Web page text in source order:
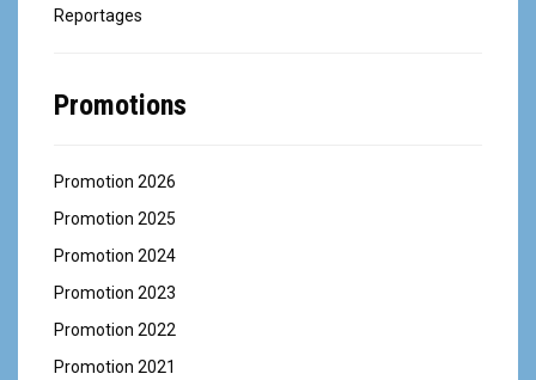
Reportages
Promotions
Promotion 2026
Promotion 2025
Promotion 2024
Promotion 2023
Promotion 2022
Promotion 2021